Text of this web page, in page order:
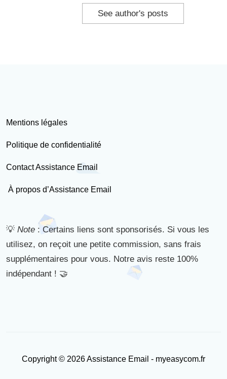
See author's posts
Mentions légales
Politique de confidentialité
Contact Assistance Email
À propos d’Assistance Email
💡 Note : Certains liens sont sponsorisés. Si vous les
utilisez, on reçoit une petite commission, sans frais
supplémentaires pour vous. Notre avis reste 100%
indépendant ! 🤝
Copyright © 2026 Assistance Email - myeasycom.fr